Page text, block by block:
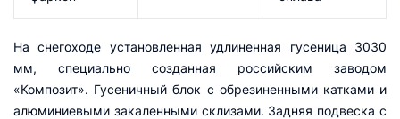
На снегоходе установленная удлиненная гусеница 3030
мм, специально созданная российским заводом
«Композит». Гусеничный блок с обрезиненными катками и
алюминиевыми закаленными склизами. Задняя подвеска с